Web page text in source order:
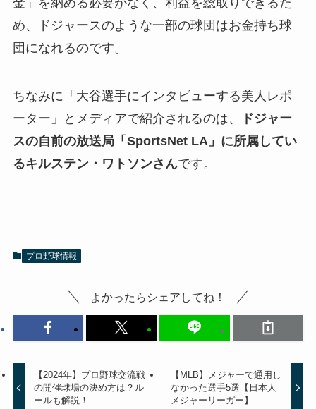
金」を納める必要がなく、利益を総取りできるた
め、ドジャースのような一部の球団はお金持ち球
団になれるのです。
ちなみに「大谷選手にインタビューする美人レポ
ーター」とメディアで紹介されるのは、
ドジャー
スの自前の放送局「SportsNet LA」に所属してい
るキルステン・ワトソンさんです。
プロ野球情報
よかったらシェアしてね！
【2024年】プロ野球交流戦
の開催球場の決め方は？ル
ールも解説！
【MLB】メジャーで通用し
なかった選手5選【日本人
メジャーリーガー】